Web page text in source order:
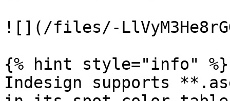
![](/files/-
{% hint style="info" %}
Indesign supports